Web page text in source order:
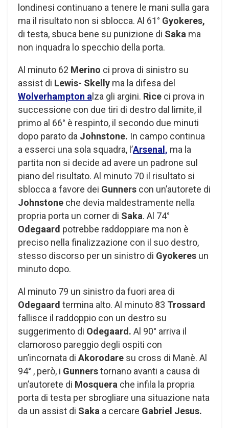
londinesi continuano a tenere le mani sulla gara
ma il risultato non si sblocca. Al 61° Gyokeres,
di testa, sbuca bene su punizione di Saka ma
non inquadra lo specchio della porta.
Al minuto 62 Merino ci prova di sinistro su
assist di Lewis- Skelly ma la difesa del
Wolverhampton a lza gli argini. Rice ci prova in
successione con due tiri di destro dal limite, il
primo al 66° è respinto, il secondo due minuti
dopo parato da Johnstone. In campo continua
a esserci una sola squadra, l’Arsenal, ma la
partita non si decide ad avere un padrone sul
piano del risultato. Al minuto 70 il risultato si
sblocca a favore dei Gunners con un’autorete di
Johnstone che devia maldestramente nella
propria porta un corner di Saka. Al 74°
Odegaard potrebbe raddoppiare ma non è
preciso nella finalizzazione con il suo destro,
stesso discorso per un sinistro di Gyokeres un
minuto dopo.
Al minuto 79 un sinistro da fuori area di
Odegaard termina alto. Al minuto 83 Trossard
fallisce il raddoppio con un destro su
suggerimento di Odegaard. Al 90° arriva il
clamoroso pareggio degli ospiti con
un’incornata di Akorodare su cross di Manè. Al
94° , però, i Gunnerstornano avanti a causa di
un’autorete di Mosquera che infila la propria
porta di testa per sbrogliare una situazione nata
da un assist di Saka a cercare Gabriel Jesus.